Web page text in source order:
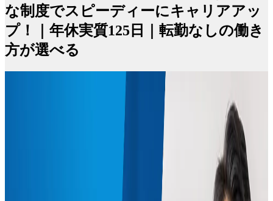
な制度でスピーディーにキャリアアッ
プ！｜年休実質125日｜転勤なしの働き
方が選べる